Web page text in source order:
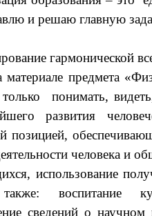
и решаю главную
гармонической
предмета
понимать,
развития
позицией,
человека и
использование
также: воспитание
сведений о